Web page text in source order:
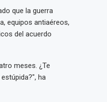
que la guerra
equipos antiaéreos,
del acuerdo
meses. ¿Te
ha